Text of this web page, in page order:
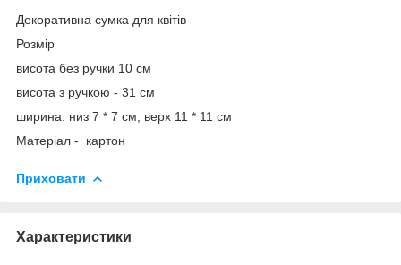
Декоративна сумка для квітів
Розмір
висота без ручки 10 см
висота з ручкою - 31 см
ширина: низ 7 * 7 см, верх 11 * 11 см
Матеріал - картон
Приховати
Характеристики